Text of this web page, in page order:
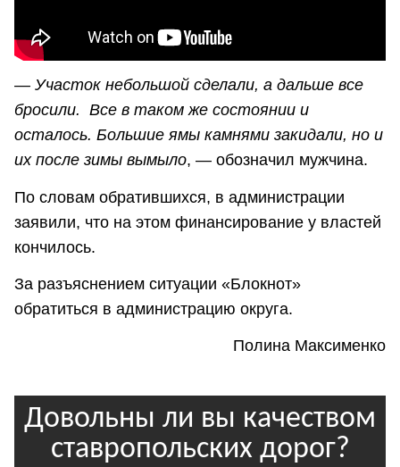
— Участок небольшой сделали, а дальше все
бросили. Все в таком же состоянии и
осталось. Большие ямы камнями закидали, но и
их после зимы вымыло, — обозначил мужчина.
По словам обратившихся, в администрации
заявили, что на этом финансирование у властей
кончилось.
За разъяснением ситуации «Блокнот»
обратиться в администрацию округа.
Полина Максименко